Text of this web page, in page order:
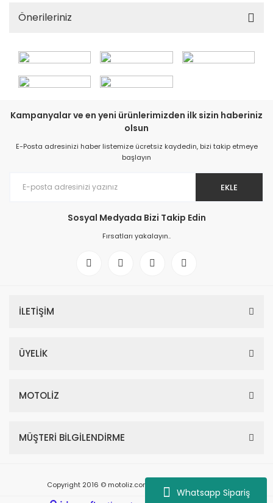
Whatsapp Sipariş
Önerileriniz
Kampanyalar ve en yeni ürünlerimizden ilk sizin haberiniz
olsun
E-Posta adresinizi haber listemize ücretsiz kaydedin, bizi takip etmeye
başlayın
EKLE
Sosyal Medyada Bizi Takip Edin
Fırsatları yakalayın..
İLETİŞİM
ÜYELİK
MOTOLİZ
MÜŞTERİ BİLGİLENDİRME
Copyright 2016 © motoliz.com - Tüm Hakları Saklıdır.